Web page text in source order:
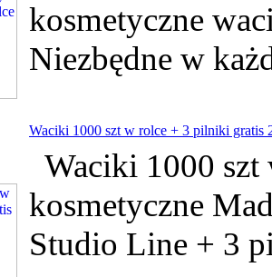
kosmetyczne
Niezbędne w
Waciki 1000 szt w rolce + 3 pilniki gratis
Waciki 1000 szt
kosmetyczne
Studio Line + 3